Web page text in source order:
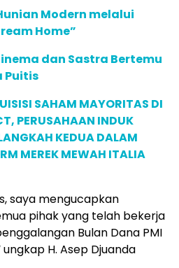
Modern melalui
Home”
dan Sastra Bertemu
Puitis
SAHAM MAYORITAS DI
PERUSAHAAN INDUK
KEDUA DALAM
MEREK MEWAH ITALIA
saya mengucapkan
pihak yang telah bekerja
Bulan Dana PMI
H. Asep Djuanda